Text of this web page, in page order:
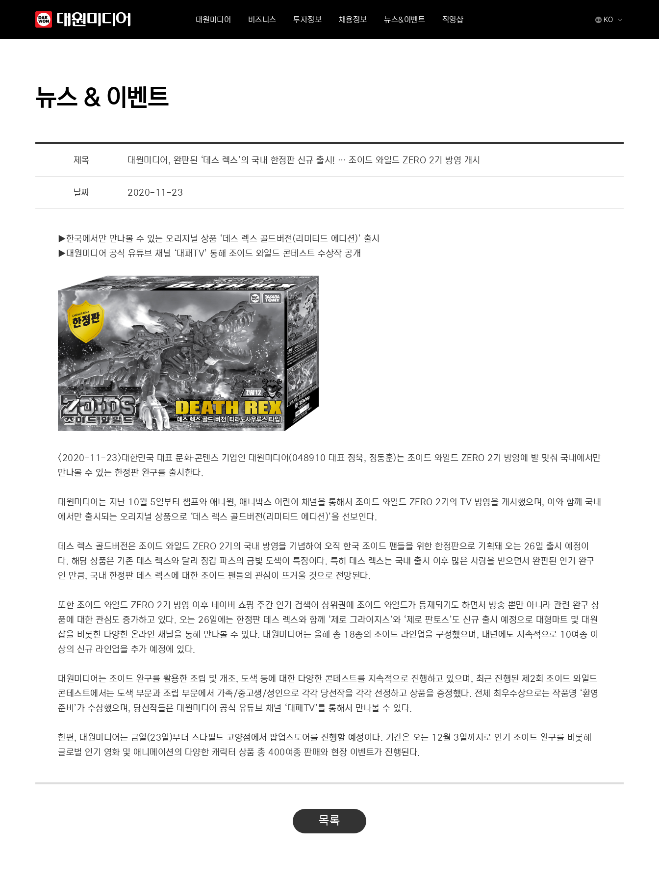
대원미디어 비즈니스 투자정보 채용정보 뉴스&이벤트 직영샵 KO
뉴스 & 이벤트
제목 대원미디어, 완판된 ‘데스 렉스’의 국내 한정판 신규 출시! … 조이드 와일드 ZERO 2기 방영 개시
날짜 2020-11-23
▶한국에서만 만나볼 수 있는 오리지널 상품 ‘데스 렉스 골드버전(리미티드 에디션)’ 출시
▶대원미디어 공식 유튜브 채널 ‘대패TV’ 통해 조이드 와일드 콘테스트 수상작 공개
<2020-11-23>대한민국 대표 문화∙콘텐츠 기업인 대원미디어(048910 대표 정욱, 정동훈)는 조이드 와일드 ZERO 2기 방영에 발 맞춰 국내에서만
만나볼 수 있는 한정판 완구를 출시한다.
대원미디어는 지난 10월 5일부터 챔프와 애니원, 애니박스 어린이 채널을 통해서 조이드 와일드 ZERO 2기의 TV 방영을 개시했으며, 이와 함께 국내
에서만 출시되는 오리지널 상품으로 ‘데스 렉스 골드버전(리미티드 에디션)’을 선보인다.
데스 렉스 골드버전은 조이드 와일드 ZERO 2기의 국내 방영을 기념하여 오직 한국 조이드 팬들을 위한 한정판으로 기획돼 오는 26일 출시 예정이
다. 해당 상품은 기존 데스 렉스와 달리 장갑 파츠의 금빛 도색이 특징이다. 특히 데스 렉스는 국내 출시 이후 많은 사랑을 받으면서 완판된 인기 완구
인 만큼, 국내 한정판 데스 렉스에 대한 조이드 팬들의 관심이 뜨거울 것으로 전망된다.
또한 조이드 와일드 ZERO 2기 방영 이후 네이버 쇼핑 주간 인기 검색어 상위권에 조이드 와일드가 등재되기도 하면서 방송 뿐만 아니라 관련 완구 상
품에 대한 관심도 증가하고 있다. 오는 26일에는 한정판 데스 렉스와 함께 ‘제로 그라이지스’와 ‘제로 판토스’도 신규 출시 예정으로 대형마트 및 대원
샵을 비롯한 다양한 온라인 채널을 통해 만나볼 수 있다. 대원미디어는 올해 총 18종의 조이드 라인업을 구성했으며, 내년에도 지속적으로 10여종 이
상의 신규 라인업을 추가 예정에 있다.
대원미디어는 조이드 완구를 활용한 조립 및 개조, 도색 등에 대한 다양한 콘테스트를 지속적으로 진행하고 있으며, 최근 진행된 제2회 조이드 와일드
콘테스트에서는 도색 부문과 조립 부문에서 가족/중고생/성인으로 각각 당선작을 각각 선정하고 상품을 증정했다. 전체 최우수상으로는 작품명 ‘환영
준비’가 수상했으며, 당선작들은 대원미디어 공식 유튜브 채널 ‘대패TV’를 통해서 만나볼 수 있다.
한편, 대원미디어는 금일(23일)부터 스타필드 고양점에서 팝업스토어를 진행할 예정이다. 기간은 오는 12월 3일까지로 인기 조이드 완구를 비롯해
글로벌 인기 영화 및 애니메이션의 다양한 캐릭터 상품 총 400여종 판매와 현장 이벤트가 진행된다.
목록